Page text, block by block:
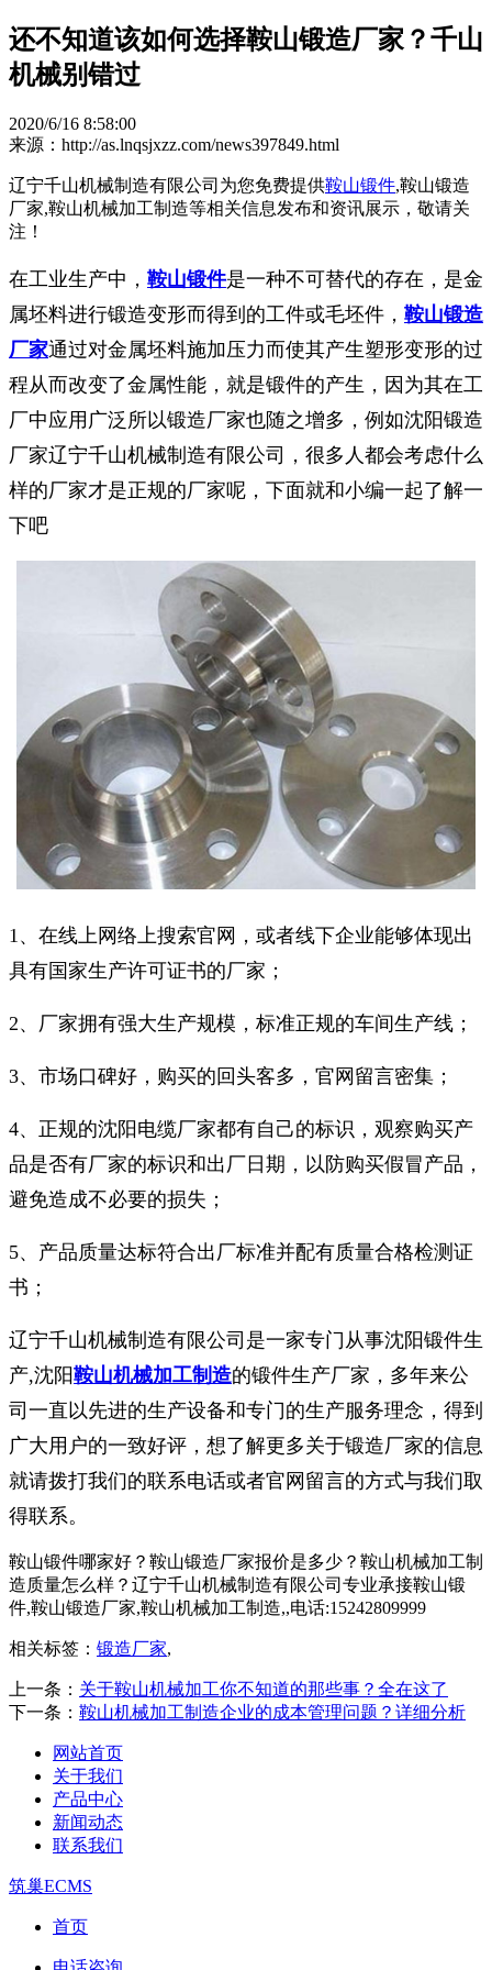
还不知道该如何选择鞍山锻造厂家？千山
机械别错过
2020/6/16 8:58:00
来源：http://as.lnqsjxzz.com/news397849.html
辽宁千山机械制造有限公司为您免费提供鞍山锻件,鞍山锻造
厂家,鞍山机械加工制造等相关信息发布和资讯展示，敬请关
注！
在工业生产中， 鞍山锻件是一种不可替代的存在，是金
属坯料进行锻造变形而得到的工件或毛坯件， 鞍山锻造
厂家通过对金属坯料施加压力而使其产生塑形变形的过
程从而改变了金属性能，就是锻件的产生，因为其在工
厂中应用广泛所以锻造厂家也随之增多，例如沈阳锻造
厂家辽宁千山机械制造有限公司，很多人都会考虑什么
样的厂家才是正规的厂家呢，下面就和小编一起了解一
下吧
1、在线上网络上搜索官网，或者线下企业能够体现出
具有国家生产许可证书的厂家；
2、厂家拥有强大生产规模，标准正规的车间生产线；
3、市场口碑好，购买的回头客多，官网留言密集；
4、正规的沈阳电缆厂家都有自己的标识，观察购买产
品是否有厂家的标识和出厂日期，以防购买假冒产品，
避免造成不必要的损失；
5、产品质量达标符合出厂标准并配有质量合格检测证
书；
辽宁千山机械制造有限公司是一家专门从事沈阳锻件生
产,沈阳鞍山机械加工制造的锻件生产厂家，多年来公
司一直以先进的生产设备和专门的生产服务理念，得到
广大用户的一致好评，想了解更多关于锻造厂家的信息
就请拨打我们的联系电话或者官网留言的方式与我们取
得联系。
鞍山锻件哪家好？鞍山锻造厂家报价是多少？鞍山机械加工制
造质量怎么样？辽宁千山机械制造有限公司专业承接鞍山锻
件,鞍山锻造厂家,鞍山机械加工制造,,电话:15242809999
相关标签： 锻造厂家,
上一条： 关于鞍山机械加工你不知道的那些事？全在这了
下一条： 鞍山机械加工制造企业的成本管理问题？详细分析
网站首页
关于我们
产品中心
新闻动态
联系我们
筑巢ECMS
首页